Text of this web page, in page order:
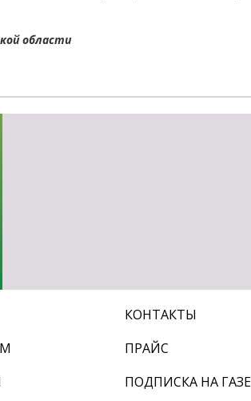
области
КОНТАКТЫ
ПРАЙС
ПОДПИСКА НА